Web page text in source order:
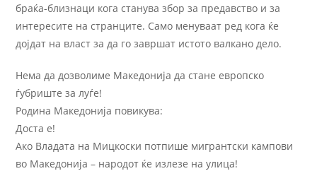
браќа-близнаци кога станува збор за предавство и за
интересите на странците. Само менуваат ред кога ќе
дојдат на власт за да го завршат истото валкано дело.
Нема да дозволиме Македонија да стане европско
ѓубриште за луѓе!
Родина Македонија повикува:
Доста е!
Ако Владата на Мицкоски потпише мигрантски кампови
во Македонија – народот ќе излезе на улица!